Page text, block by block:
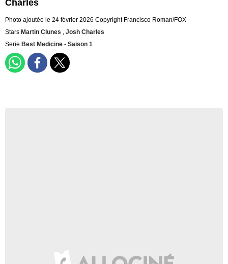
Charles
Photo ajoutée le 24 février 2026 Copyright Francisco Roman/FOX
Stars Martin Clunes , Josh Charles
Serie Best Medicine - Saison 1